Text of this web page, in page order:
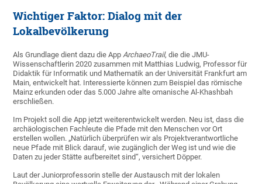
Wichtiger Faktor: Dialog mit der
Lokalbevölkerung
Als Grundlage dient dazu die AppArchaeoTrail, die die JMU-
Wissenschaftlerin 2020 zusammen mit Matthias Ludwig, Professor für
Didaktik für Informatik und Mathematik an der Universität Frankfurt am
Main, entwickelt hat. Interessierte können zum Beispiel das römische
Mainz erkunden oder das 5.000 Jahre alte omanische Al-Khashbah
erschließen.
Im Projekt soll die App jetzt weiterentwickelt werden. Neu ist, dass die
archäologischen Fachleute die Pfade mit den Menschen vor Ort
erstellen wollen. „Natürlich überprüfen wir als Projektverantwortliche
neue Pfade mit Blick darauf, wie zugänglich der Weg ist und wie die
Daten zu jeder Stätte aufbereitet sind“, versichert Döpper.
Laut der Juniorprofessorin stelle der Austausch mit der lokalen